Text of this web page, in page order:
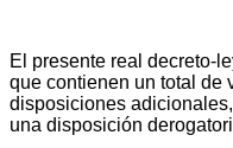
El presente real decreto-
que contienen un total de
disposiciones
una disposición